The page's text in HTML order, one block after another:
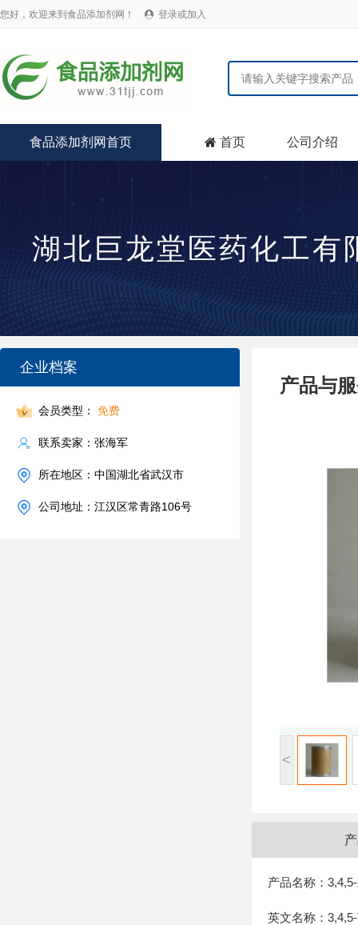
您好，欢迎来到食品添加剂网！  登录或加入
食品添加剂网首页  首页 公司介绍
湖北巨龙堂医药化工有
企业档案
会员类型： 免费
联系卖家：张海军
所在地区：中国湖北省武汉市
公司地址：江汉区常青路106号
产品与
<
产品名称：
英文名称：